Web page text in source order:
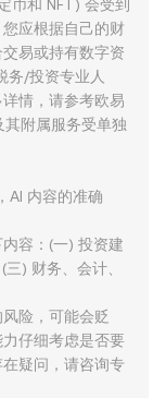
币和 NFT) 会受到
应根据自己的财
易或持有数字资
务/投资专业人
情，请参考欧易
附属服务受单独
AI 内容的准确
容：(一) 投资建
) 财务、会计、
险，可能会贬
仔细考虑是否要
疑问，请咨询专